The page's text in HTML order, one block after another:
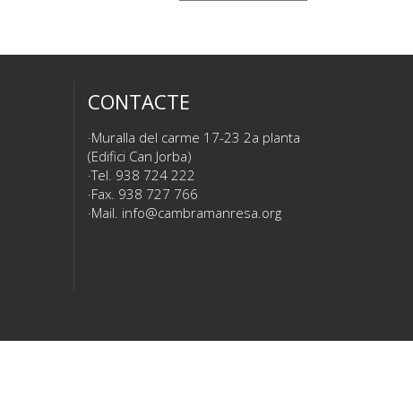
CONTACTE
Muralla del carme 17-23 2a planta
(Edifici Can Jorba)
Tel. 938 724 222
Fax. 938 727 766
Mail. info@cambramanresa.org